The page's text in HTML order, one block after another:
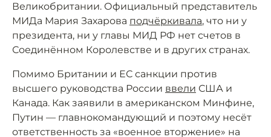
Великобритании. Официальный представитель
МИДа Мария Захарова подчёркивала, что ни у
президента, ни у главы МИД РФ нет счетов в
Соединённом Королевстве и в других странах.
Помимо Британии и ЕС санкции против
высшего руководства России ввели США и
Канада. Как заявили в американском Минфине,
Путин — главнокомандующий и поэтому несёт
ответственность за «военное вторжение» на